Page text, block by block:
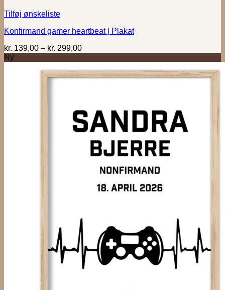
Tilføj ønskeliste
Konfirmand gamer heartbeat | Plakat
kr. 139,00 – kr. 299,00Prisinterval:
kr. 299,00
Ny